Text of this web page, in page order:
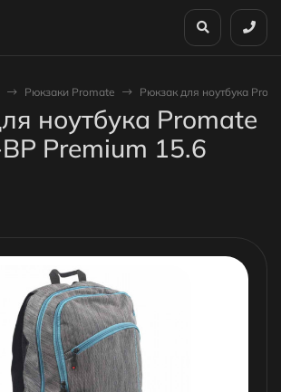
Рюкзаки Promate Рюкзак для ноутбука
ноутбука Promate
Premium 15.6